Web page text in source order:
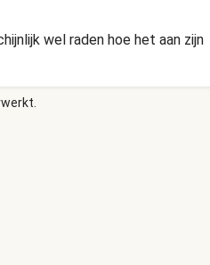
wel raden hoe het aan zijn